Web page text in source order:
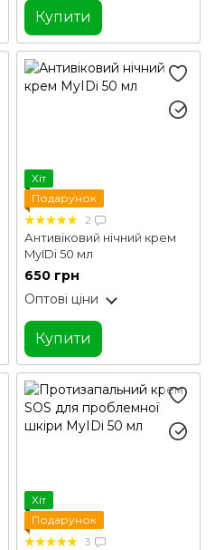
Купити
Хіт
Подарунок
2
Антивіковий нічний крем
MyIDi 50 мл
650 грн
Оптові ціни
Купити
Хіт
Подарунок
3